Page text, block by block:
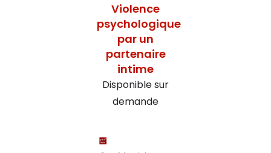
Violence
psychologique
par un
partenaire
intime
Disponible sur
demande